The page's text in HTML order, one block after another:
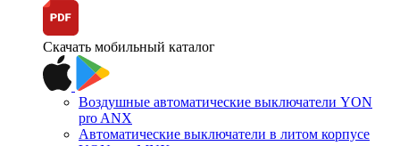
Скачать мобильный каталог
Воздушные автоматические выключатели YON
pro ANX
Автоматические выключатели в литом корпусе